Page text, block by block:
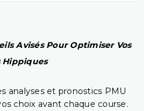
Avisés Pour Optimiser Vos
Hippiques
analyses et pronostics PMU
choix avant chaque course.